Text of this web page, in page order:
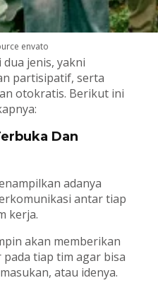
envato
jenis, yakni
partisipatif, serta
otokratis. Berikut ini
Dan
adanya
antar tiap
kerja.
akan memberikan
tiap tim agar bisa
atau idenya.